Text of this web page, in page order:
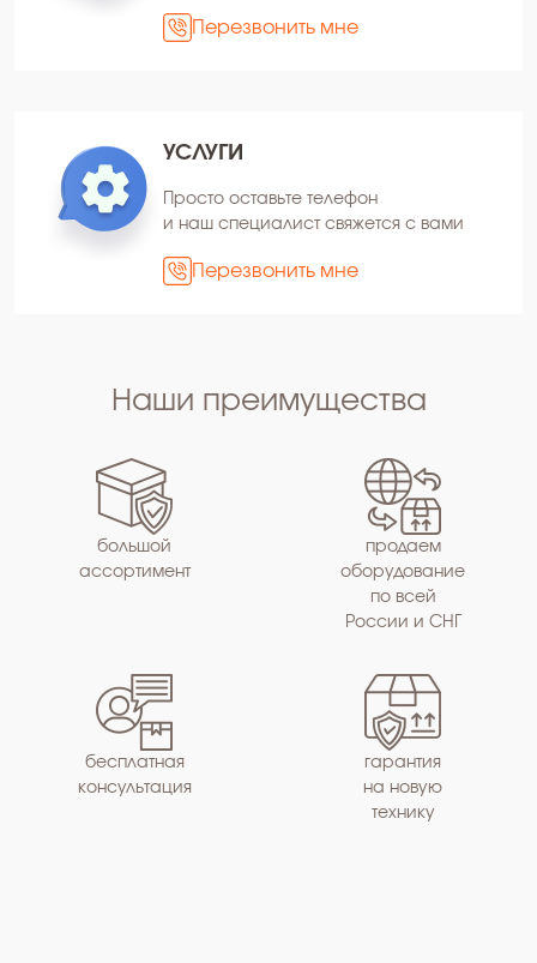
Перезвонить мне
УСЛУГИ
Просто оставьте телефон
и наш специалист свяжется с вами
Перезвонить мне
Наши преимущества
большой
ассортимент
продаем
оборудование
по всей
России и СНГ
бесплатная
консультация
гарантия
на новую
технику